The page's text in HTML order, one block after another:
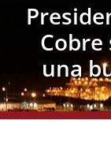
Cobre
una